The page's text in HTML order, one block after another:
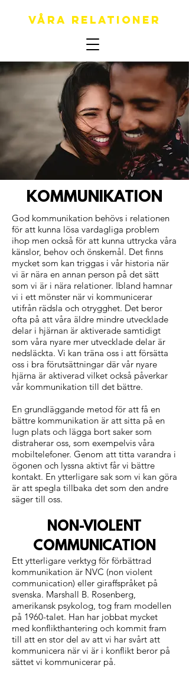
Våra relationer
KOMMUNIKATION
​God kommunikation behövs i relationen
för att kunna lösa vardagliga problem
ihop men också för att kunna uttrycka våra
känslor, behov och önskemål. Det finns
mycket som kan triggas i vår historia när
vi är nära en annan person på det sätt
som vi är i nära relationer. Ibland hamnar
vi i ett mönster när vi kommunicerar
utifrån rädsla och otrygghet. Det beror
ofta på att våra äldre mindre utvecklade
delar i hjärnan är aktiverade samtidigt
som våra nyare mer utvecklade delar är
nedsläckta. Vi kan träna oss i att försätta
oss i bra förutsättningar där vår nyare
hjärna är aktiverad vilket också påverkar
vår kommunikation till det bättre.
En grundläggande metod för att få en
bättre kommunikation är att sitta på en
lugn plats och lägga bort saker som
distraherar oss, som exempelvis våra
mobiltelefoner. Genom att titta varandra i
ögonen och lyssna aktivt får vi bättre
kontakt. En ytterligare sak som vi kan göra
är att spegla tillbaka det som den andre
säger till oss.
NON-VIOLENT
COMMUNICATION
Ett ytterligare verktyg för förbättrad
kommunikation är NVC (non violent
communication) eller giraffspråket på
svenska. Marshall B. Rosenberg,
amerikansk psykolog, tog fram modellen
på 1960-talet. Han har jobbat mycket
med konflikthantering och kommit fram
till att en stor del av att vi har svårt att
kommunicera när vi är i konflikt beror på
sättet vi kommunicerar på.